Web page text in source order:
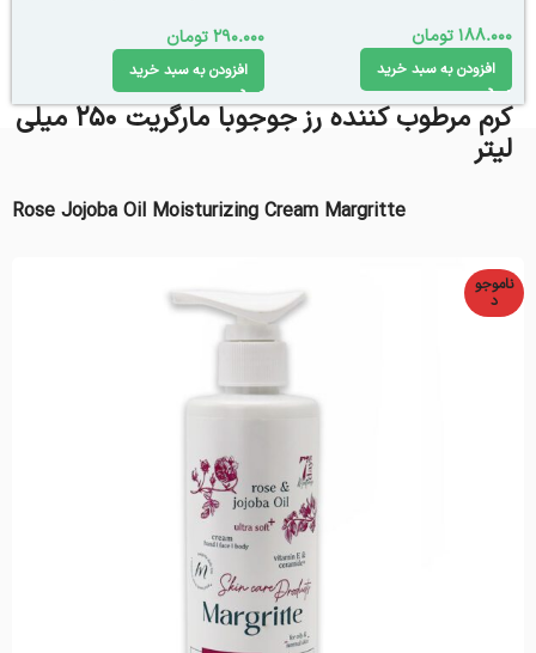
188.000تومان
افزودن به سبد خرید
290.000تومان
افزودن به سبد خرید
کرم مرطوب کننده رز جوجوبا مارگریت 250 میلی
لیتر
Rose Jojoba Oil Moisturizing Cream Margritte
ناموجو
د